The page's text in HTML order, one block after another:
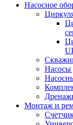
Насосное
Насосы
Монтаж и